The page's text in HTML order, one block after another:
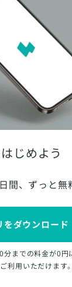
じめよう
間、ずっと無
をダウンロード
までの料金が0円
利用いただけます。